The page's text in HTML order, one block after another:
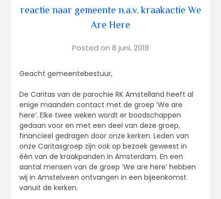
reactie naar gemeente n.a.v. kraakactie We
Are Here
Posted on 8 juni, 2018
Geacht gemeentebestuur,
De Caritas van de parochie RK Amstelland heeft al
enige maanden contact met de groep ‘We are
here’. Elke twee weken wordt er boodschappen
gedaan voor en met een deel van deze groep,
financieel gedragen door onze kerken. Leden van
onze Caritasgroep zijn ook op bezoek geweest in
één van de kraakpanden in Amsterdam. En een
aantal mensen van de groep ‘We are here’ hebben
wij in Amstelveen ontvangen in een bijeenkomst
vanuit de kerken.